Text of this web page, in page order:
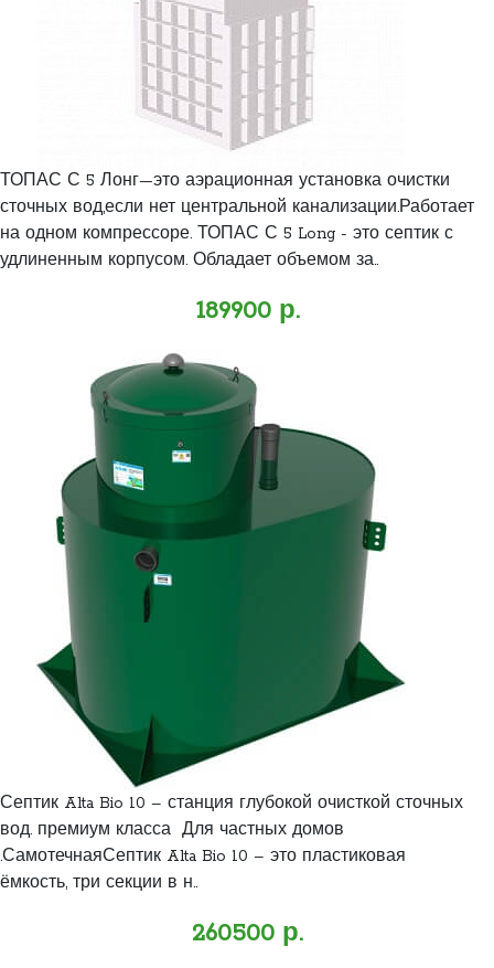
ТОПАС С 5 Лонг—это аэрационная установка очистки
сточных вод,если нет центральной канализации.Работает
на одном компрессоре. ТОПАС С 5 Long - это септик с
удлиненным корпусом. Обладает объемом за..
189900 р.
Септик Alta Bio 10 – станция глубокой очисткой сточных
вод. премиум класса Для частных домов
.СамотечнаяСептик Alta Bio 10 – это пластиковая
ёмкость, три секции в н..
260500 р.